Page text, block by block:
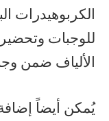
الكربوهيدرات
للوجبات
الألياف ضمن
يُمكن أيضاً